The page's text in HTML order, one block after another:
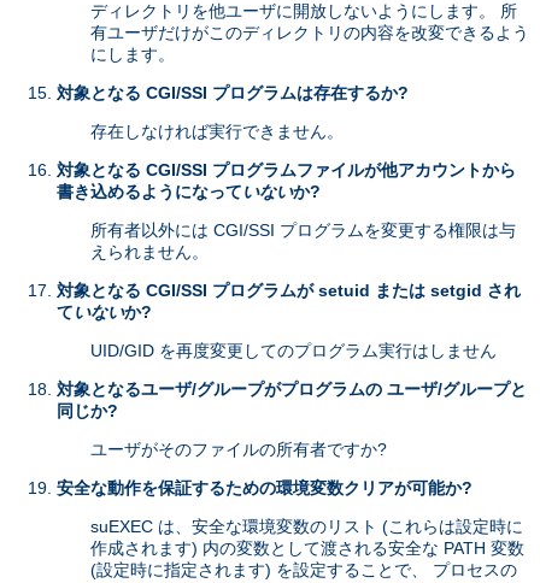
ディレクトリを他ユーザに開放しないようにします。 所
有ユーザだけがこのディレクトリの内容を改変できるよう
にします。
対象となる CGI/SSI プログラムは存在するか?
存在しなければ実行できません。
対象となる CGI/SSI プログラムファイルが他アカウントから
書き込めるようになっていないか?
所有者以外には CGI/SSI プログラムを変更する権限は与
えられません。
対象となる CGI/SSI プログラムが setuid または setgid され
ていないか?
UID/GID を再度変更してのプログラム実行はしません
対象となるユーザ/グループがプログラムの ユーザ/グループと
同じか?
ユーザがそのファイルの所有者ですか?
安全な動作を保証するための環境変数クリアが可能か?
suEXEC は、安全な環境変数のリスト (これらは設定時に
作成されます) 内の変数として渡される安全な PATH 変数
(設定時に指定されます) を設定することで、 プロセスの